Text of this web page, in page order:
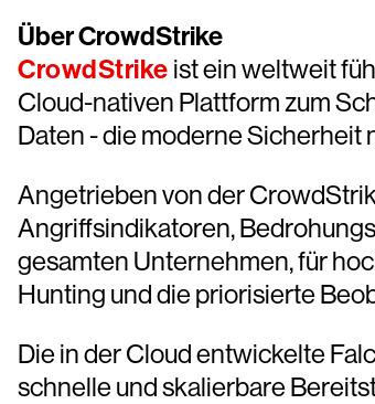
Über CrowdStrike
CrowdStrike ist ein weltweit
Cloud-nativen Plattform zum
Daten - die moderne Sicherheit
Angetrieben von der
Angriffsindikatoren,
gesamten Unternehmen, für
Hunting und die priorisierte
Die in der Cloud entwickelte
schnelle und skalierbare